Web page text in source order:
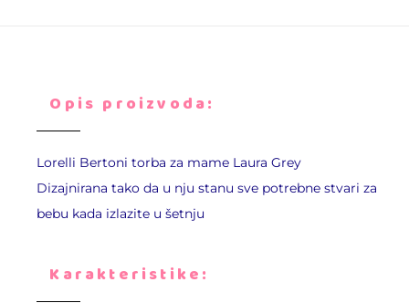
Opis proizvoda:
Lorelli Bertoni torba za mame Laura Grey
Dizajnirana tako da u nju stanu sve potrebne stvari za
bebu kada izlazite u šetnju
Karakteristike: